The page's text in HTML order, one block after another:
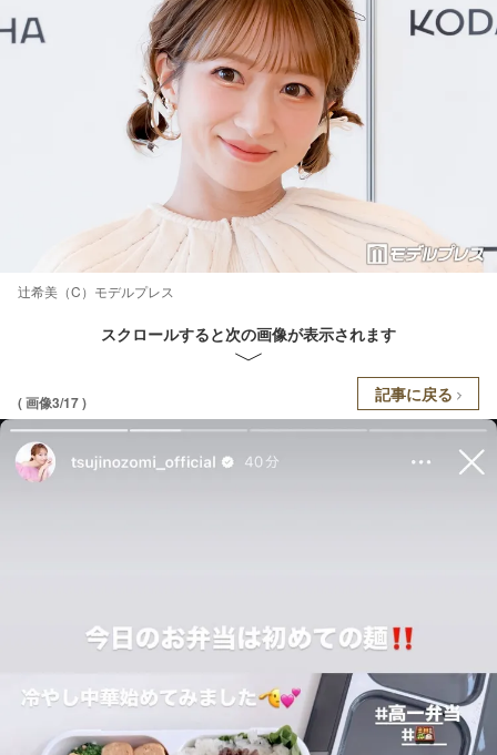
辻希美（C）モデルプレス
スクロールすると次の画像が表示されます
( 画像3/17 ) 記事に戻る